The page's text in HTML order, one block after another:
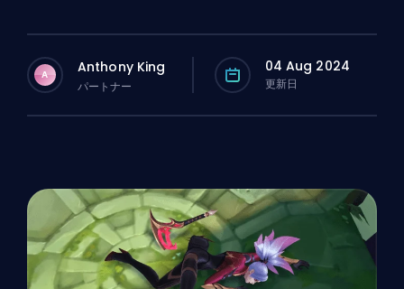
A Anthony King
パートナー
04 Aug 2024
更新日